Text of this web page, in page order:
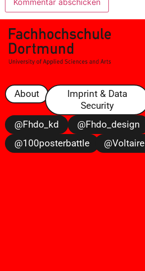
About
Imprint & Data
Security
@fhdo_kd
@fhdo_design
@100posterbattle
@voltaire